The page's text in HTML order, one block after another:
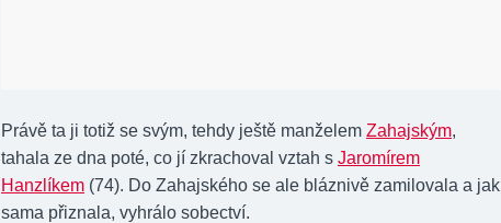
Právě ta ji totiž se svým, tehdy ještě manželem Zahajským,
tahala ze dna poté, co jí zkrachoval vztah s Jaromírem
Hanzlíkem (74). Do Zahajského se ale bláznivě zamilovala a jak
sama přiznala, vyhrálo sobectví.